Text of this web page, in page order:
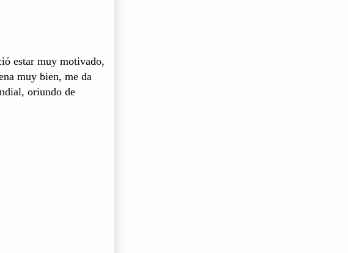
estar muy motivado,
muy bien, me da
oriundo de